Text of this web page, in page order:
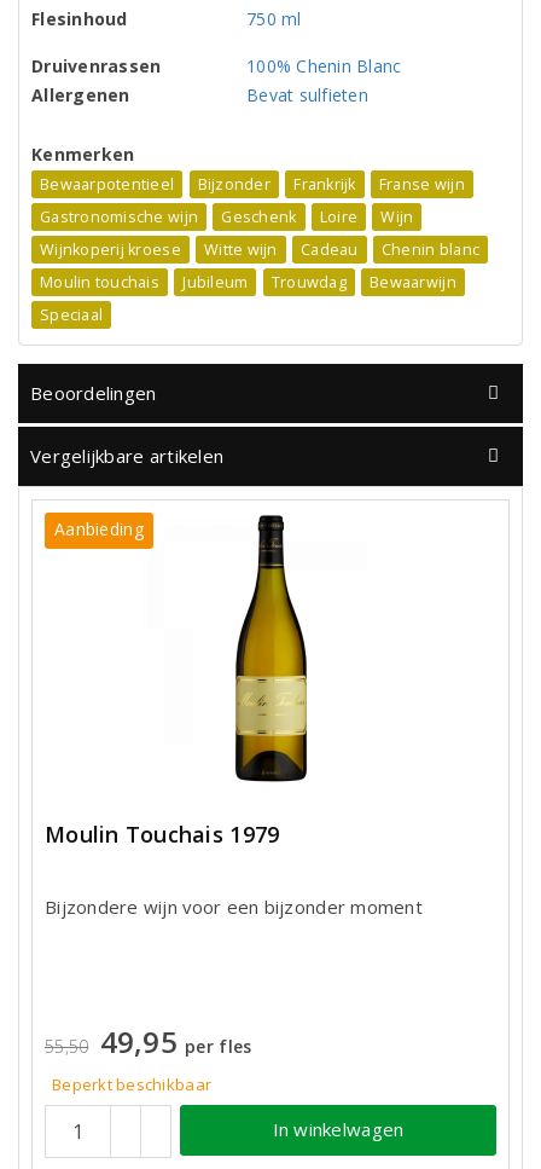
Flesinhoud
750 ml
Druivenrassen
100% Chenin Blanc
Allergenen
Bevat sulfieten
Kenmerken
Bewaarpotentieel Bijzonder Frankrijk
Franse wijn
Gastronomische wijn
Geschenk Loire
Wijn
Wijnkoperij kroese
Witte wijn Cadeau
Chenin blanc
Moulin touchais
Jubileum Trouwdag
Bewaarwijn
Speciaal
Beoordelingen
Vergelijkbare artikelen
Aanbieding
Moulin Touchais 1979
Bijzondere wijn voor een bijzonder moment
55,50 49,95 per fles
Beperkt beschikbaar
In winkelwagen